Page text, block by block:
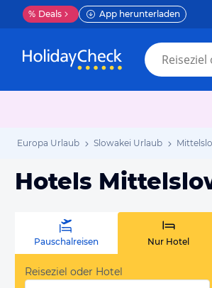
% Deals App herunterladen
Europa Urlaub Slowakei Urlaub
Hotels
Pauschalreisen Nur Hotel
Reiseziel oder Hotel